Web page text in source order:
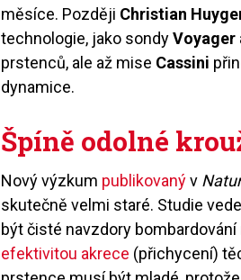
měsíce. Později Christian
technologie, jako sondyVoyager
prstenců, ale až mise Cassini
dynamice.
Špíně odolné
Nový výzkum publikovanýv
skutečně velmi staré. Studie
být čisté navzdory
efektivitou akrece (přichycení)